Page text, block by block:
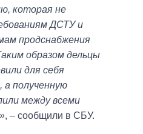
которая не
ДСТУ и
продснабжения
образом дельцы
для себя
полученную
между всеми
, – сообщили в СБУ.